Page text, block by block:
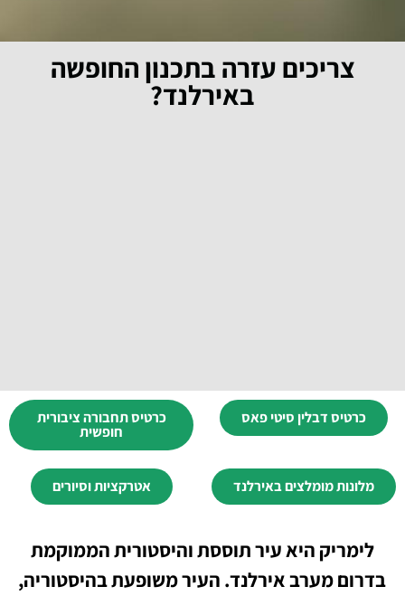
צריכים עזרה בתכנון החופשה
באירלנד?
כרטיס דבלין סיטי פאס כרטיס תחבורה ציבורית
חופשית
מלונות מומלצים באירלנד אטרקציות וסיורים
לימריק היא עיר תוססת והיסטורית הממוקמת
בדרום מערב אירלנד. העיר משופעת בהיסטוריה,